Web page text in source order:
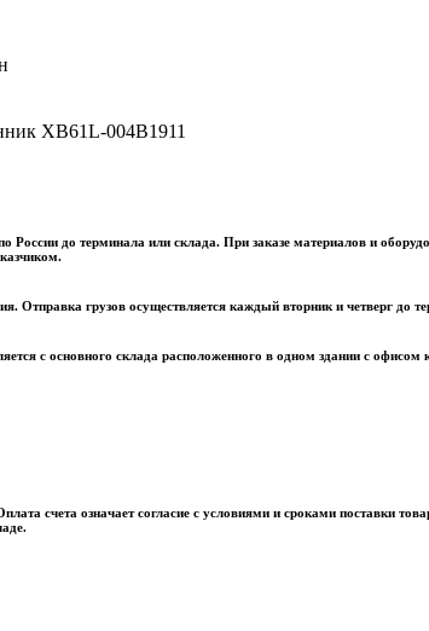
России до терминала или склада. При заказе материалов и
Отправка грузов осуществляется каждый вторник и четверг
с основного склада расположенного в одном здании с
счета означает согласие с условиями и сроками поставки